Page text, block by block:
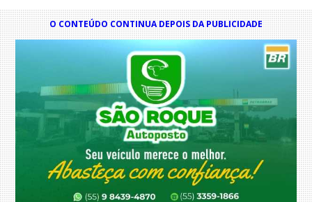
O CONTEÚDO CONTINUA DEPOIS DA PUBLICIDADE